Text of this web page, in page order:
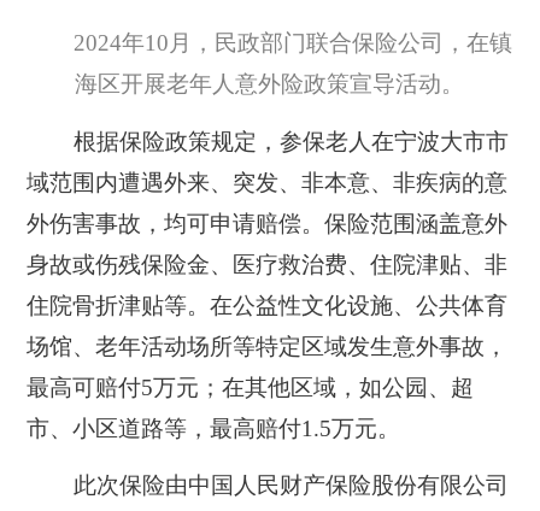
2024年10月，民政部门联合保险公司，在镇
海区开展老年人意外险政策宣导活动。
根据保险政策规定，参保老人在宁波大市市
域范围内遭遇外来、突发、非本意、非疾病的意
外伤害事故，均可申请赔偿。保险范围涵盖意外
身故或伤残保险金、医疗救治费、住院津贴、非
住院骨折津贴等。在公益性文化设施、公共体育
场馆、老年活动场所等特定区域发生意外事故，
最高可赔付5万元；在其他区域，如公园、超
市、小区道路等，最高赔付1.5万元。
此次保险由中国人民财产保险股份有限公司